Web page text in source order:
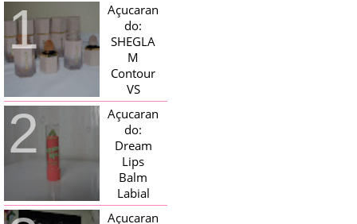
Açucaran
do:
SHEGLA
M
Contour
VS
Bronzer!
HELLO AÇUCARADAS, E NESTE
MÊS CHEGOU AQUI EM CASA UMA
CAIXA RECHEADA DE SHEGLAM,
TINHA BLUSH, ILUMINADORES E
TODOS OS BRONZER E
CONTORNOS ...
Açucaran
do:
Dream
Lips
Balm
Labial
Magico
Açucaran